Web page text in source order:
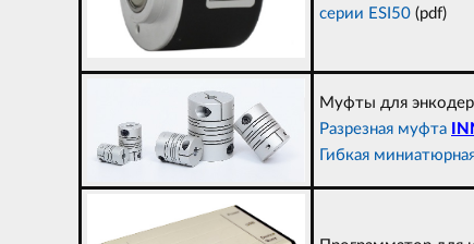
серии ESI50 (pdf)
Муфты для
Разрезная муфта
Гибкая